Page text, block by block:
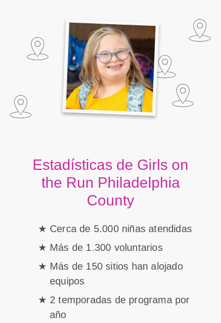
Estadísticas de Girls on
the Run Philadelphia
County
Cerca de 5.000 niñas atendidas
Más de 1.300 voluntarios
Más de 150 sitios han alojado
equipos
2 temporadas de programa por
año